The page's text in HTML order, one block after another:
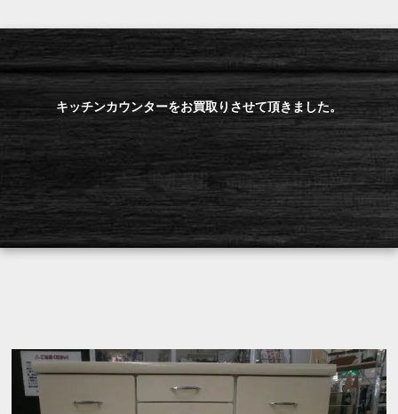
キッチンカウンターをお買取りさせて頂きました。